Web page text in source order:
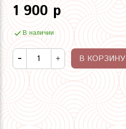
1 900 р
В наличии
В КОРЗИНУ